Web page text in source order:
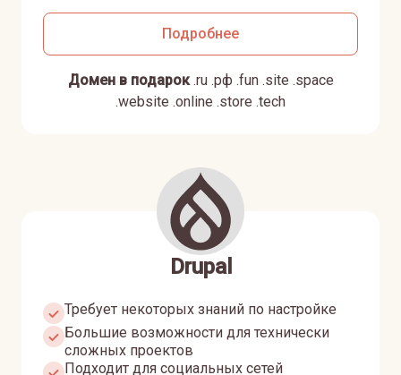
Подробнее
Домен в подарок .ru .рф .fun .site .space
.website .online .store .tech
Drupal
Требует некоторых знаний по настройке
Большие возможности для технически
сложных проектов
Подходит для социальных сетей